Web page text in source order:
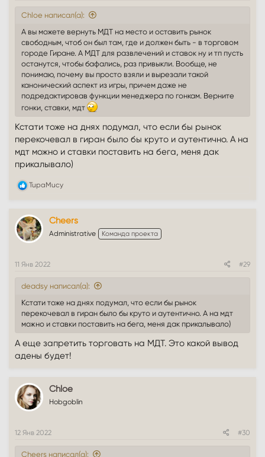
Chloe написал(а):
А вы можете вернуть МДТ на место и оставить рынок
свободным, чтоб он был там, где и должен быть - в торговом
городе Гиране. А МДТ для развлечений и ставок ну и тп пусть
останутся, чтобы бафались, раз привыкли. Вообще, не
понимаю, почему вы просто взяли и вырезали такой
канонический аспект из игры, причем даже не
подредактировав функции менеджера по гонкам. Верните
гонки, ставки, мдт
Кстати тоже на днях подумал, что если бы рынок
перекочевал в гиран было бы круто и аутентично. А на
мдт можно и ставки поставить на бега, меня дак
прикалывало)
Р
к
ц
и
и
TupaMucy
Cheers
Administrative Команда проекта
11 Янв 2022 #29
deadsy написал(а):
Кстати тоже на днях подумал, что если бы рынок
перекочевал в гиран было бы круто и аутентично. А на мдт
можно и ставки поставить на бега, меня дак прикалывало)
А еще запретить торговать на МДТ. Это какой вывод
адены будет!
Chloe
Hobgoblin
12 Янв 2022 #30
Cheers написал(а):